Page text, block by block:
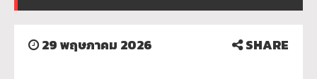
29 พฤษภาคม 2026 SHARE